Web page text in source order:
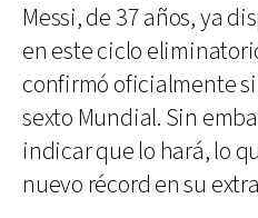
Messi, de 37 años, ya
en este ciclo
confirmó oficialmente
sexto Mundial. Sin
indicar que lo hará, lo
nuevo récord en su